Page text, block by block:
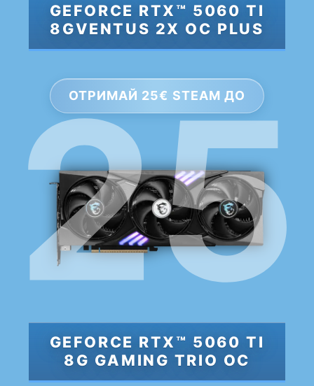
GEFORCE RTX™ 5060 TI
8GVENTUS 2X OC PLUS
ОТРИМАЙ 25€ STEAM ДО
GEFORCE RTX™ 5060 TI
8G GAMING TRIO OC